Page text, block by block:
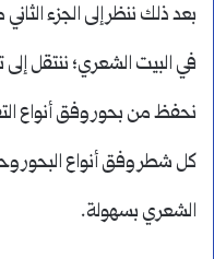
بعد ذلك ننظر إلى الجزء
في البيت الشعري؛ ننتقل إلى
نحفظ من بحور وفق أنواع
كل شطر وفق أنواع البحور
الشعري بسهولة.